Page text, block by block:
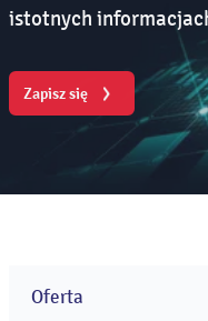
istotnych
Zapisz się
Oferta